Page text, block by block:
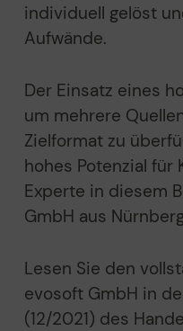
individuell gelöst
Aufwände.
Der Einsatz eines
um mehrere
Zielformat zu
hohes Potenzial für
Experte in diesem
GmbH aus
Lesen Sie den
evosoft GmbH in
(12/2021) des